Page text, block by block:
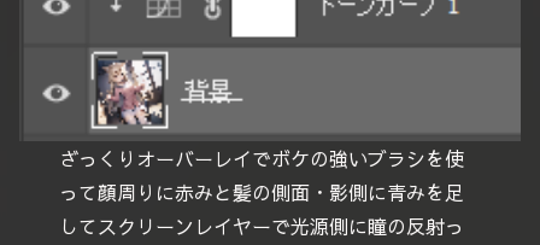
ざっくりオーバーレイでボケの強いブラシを使
って顔周りに赤みと髪の側面・影側に青みを足
してスクリーンレイヤーで光源側に瞳の反射っ